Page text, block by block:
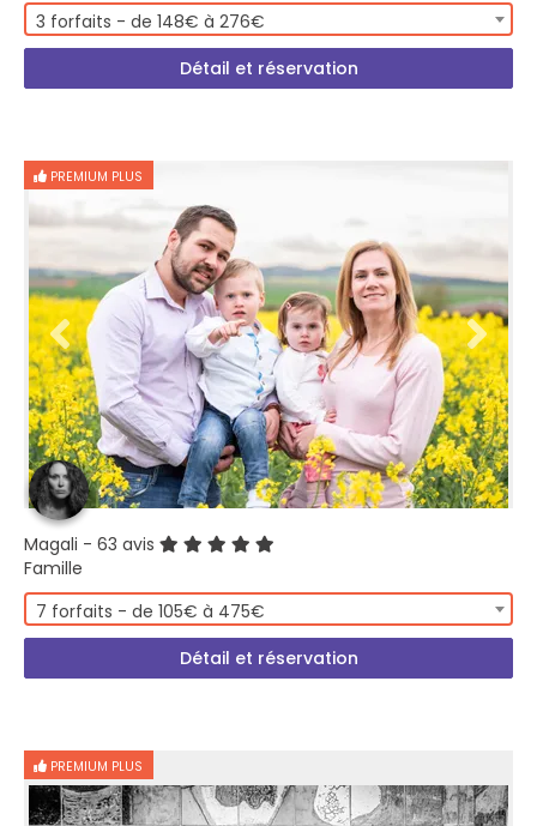
3 forfaits - de 148€ à 276€
Détail et réservation
PREMIUM PLUS
Magali - 63 avis
Famille
7 forfaits - de 105€ à 475€
Détail et réservation
PREMIUM PLUS